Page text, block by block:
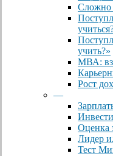
Сложно
учить?»
МВА:
Рост
—
Оценка
Лидер
Тест